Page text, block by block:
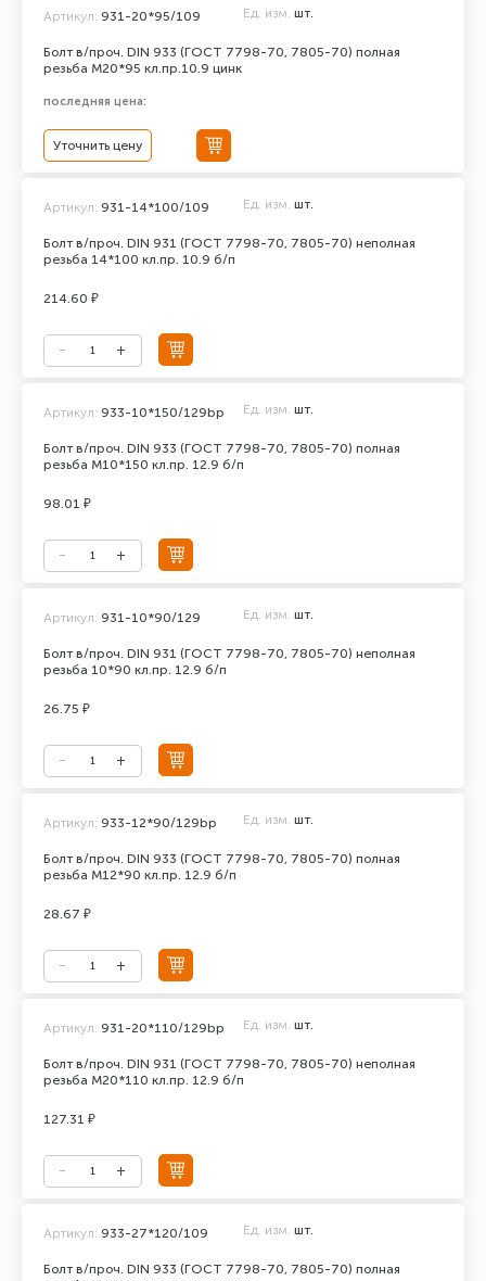
Болт в/проч. DIN 933 (ГОСТ 7798-70, 7805-70) полная
резьба М20*95 кл.пр.10.9 цинк
Артикул: 931-20*95/109 Ед. изм. шт.
последняя цена:
Уточнить цену
Болт в/проч. DIN 931 (ГОСТ 7798-70, 7805-70) неполная
резьба 14*100 кл.пр. 10.9 б/п
Артикул: 931-14*100/109 Ед. изм. шт.
214.60 ₽
Болт в/проч. DIN 933 (ГОСТ 7798-70, 7805-70) полная
резьба М10*150 кл.пр. 12.9 б/п
Артикул: 933-10*150/129bp Ед. изм. шт.
98.01 ₽
Болт в/проч. DIN 931 (ГОСТ 7798-70, 7805-70) неполная
резьба 10*90 кл.пр. 12.9 б/п
Артикул: 931-10*90/129 Ед. изм. шт.
26.75 ₽
Болт в/проч. DIN 933 (ГОСТ 7798-70, 7805-70) полная
резьба М12*90 кл.пр. 12.9 б/п
Артикул: 933-12*90/129bp Ед. изм. шт.
28.67 ₽
Болт в/проч. DIN 931 (ГОСТ 7798-70, 7805-70) неполная
резьба М20*110 кл.пр. 12.9 б/п
Артикул: 931-20*110/129bp Ед. изм. шт.
127.31 ₽
Болт в/проч. DIN 933 (ГОСТ 7798-70, 7805-70) полная
Артикул: 933-27*120/109 Ед. изм. шт.